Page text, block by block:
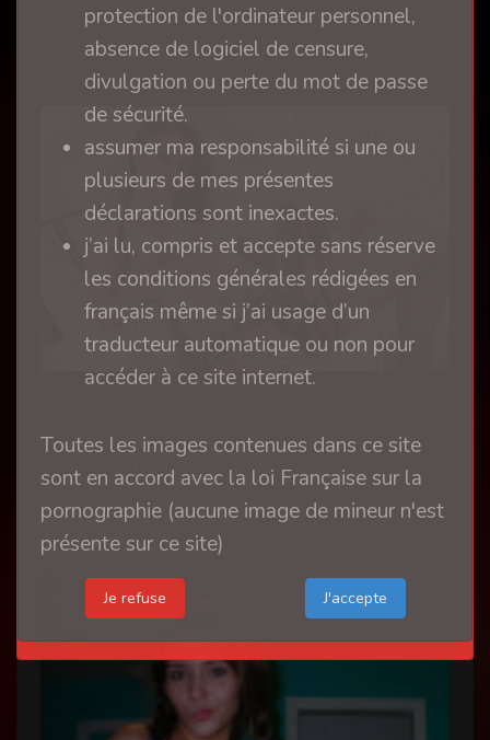
il y a 7 ans
Viens j'attends (3).jpg
il y a 7 ans
protection de l'ordinateur personnel,
absence de logiciel de censure,
divulgation ou perte du mot de passe
de sécurité.
assumer ma responsabilité si une ou
plusieurs de mes présentes
déclarations sont inexactes.
j’ai lu, compris et accepte sans réserve
les conditions générales rédigées en
français même si j’ai usage d’un
traducteur automatique ou non pour
accéder à ce site internet.
Toutes les images contenues dans ce site
sont en accord avec la loi Française sur la
pornographie (aucune image de mineur n'est
présente sur ce site)
Je refuse